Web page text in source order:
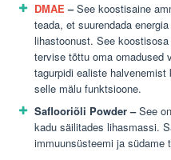
DMAE –See koostisaine
teada, et suurendada
lihastoonust. See
tervise tõttu oma omadused
tagurpidi ealiste
selle mälu funktsioone.
Saflooriõli Powder –See
kadu säilitades lihasmassi.
immuunsüsteemi ja südame